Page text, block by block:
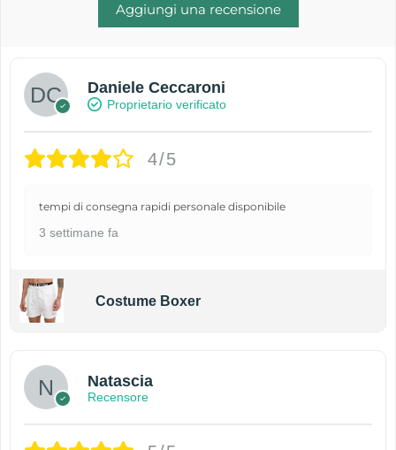
Aggiungi una recensione
Daniele Ceccaroni
Proprietario verificato
4/5
tempi di consegna rapidi personale disponibile
3 settimane fa
Costume Boxer
Natascia
Recensore